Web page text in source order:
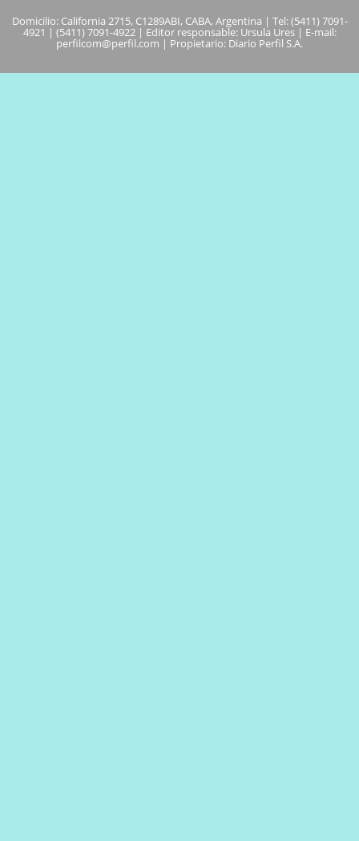
Domicilio: California 2715, C1289ABI, CABA, Argentina | Tel: (5411) 7091-
4921 | (5411) 7091-4922 | Editor responsable: Ursula Ures | E-mail:
perfilcom@perfil.com | Propietario: Diario Perfil S.A.